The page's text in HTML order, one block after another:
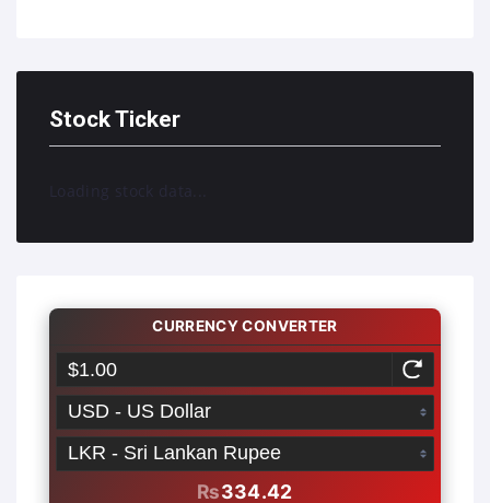
Stock Ticker
Loading stock data...